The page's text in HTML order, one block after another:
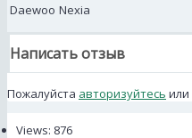
Daewoo Nexia
Написать отзыв
Пожалуйста авторизуйтесь или
Views: 876